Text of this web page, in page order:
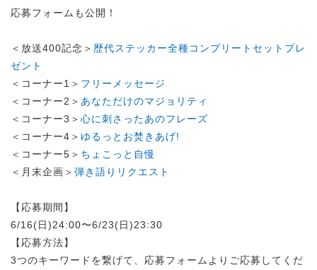
応募フォームも公開！
＜放送400記念＞ 歴代ステッカー全種コンプリートセットプレ
ゼント
＜コーナー1＞ フリーメッセージ
＜コーナー2＞ あなただけのマジョリティ
＜コーナー3＞ 心に刺さったあのフレーズ
＜コーナー4＞ ゆるっとお焚きあげ!
＜コーナー5＞ ちょこっと自慢
＜月末企画＞ 弾き語りリクエスト
【応募期間】
6/16(日)24:00〜6/23(日)23:30
【応募方法】
3つのキーワードを繋げて、応募フォームよりご応募してくだ